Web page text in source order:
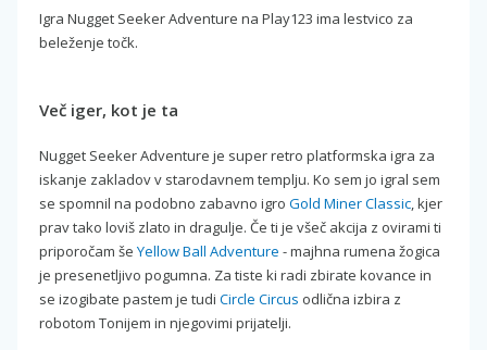
Igra Nugget Seeker Adventure na Play123 ima lestvico za
beleženje točk.
Več iger, kot je ta
Nugget Seeker Adventure je super retro platformska igra za
iskanje zakladov v starodavnem templju. Ko sem jo igral sem
se spomnil na podobno zabavno igro Gold Miner Classic, kjer
prav tako loviš zlato in dragulje. Če ti je všeč akcija z ovirami ti
priporočam še Yellow Ball Adventure - majhna rumena žogica
je presenetljivo pogumna. Za tiste ki radi zbirate kovance in
se izogibate pastem je tudi Circle Circus odlična izbira z
robotom Tonijem in njegovimi prijatelji.